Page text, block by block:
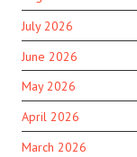
July 2026
June 2026
May 2026
April 2026
March 2026